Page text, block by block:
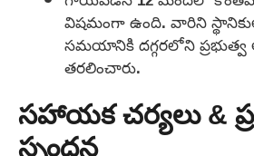
విషమంగా ఉంది. వారిని
సమయానికి దగ్గరలోని ప్రభుత్వ
తరలించారు.
సహాయక చర్యలు &